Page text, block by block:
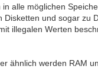
alle möglichen
Disketten und sogar zu
illegalen Werten
ähnlich werden RAM